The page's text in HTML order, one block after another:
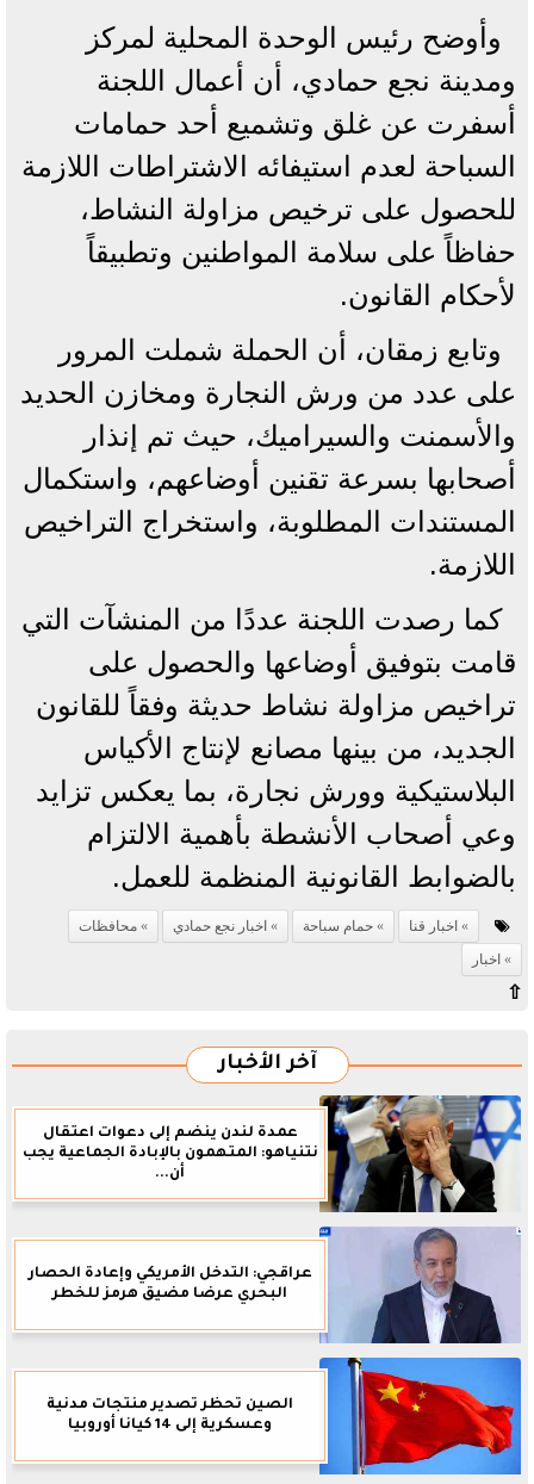
وأوضح رئيس الوحدة المحلية لمركز
ومدينة نجع حمادي، أن أعمال اللجنة
أسفرت عن غلق وتشميع أحد حمامات
السباحة لعدم استيفائه الاشتراطات اللازمة
للحصول على ترخيص مزاولة النشاط،
حفاظاً على سلامة المواطنين وتطبيقاً
لأحكام القانون.
وتابع زمقان، أن الحملة شملت المرور
على عدد من ورش النجارة ومخازن الحديد
والأسمنت والسيراميك، حيث تم إنذار
أصحابها بسرعة تقنين أوضاعهم، واستكمال
المستندات المطلوبة، واستخراج التراخيص
اللازمة.
كما رصدت اللجنة عددًا من المنشآت التي
قامت بتوفيق أوضاعها والحصول على
تراخيص مزاولة نشاط حديثة وفقاً للقانون
الجديد، من بينها مصانع لإنتاج الأكياس
البلاستيكية وورش نجارة، بما يعكس تزايد
وعي أصحاب الأنشطة بأهمية الالتزام
بالضوابط القانونية المنظمة للعمل.
اخبار قنا حمام سباحة اخبار نجع حمادي
محافظات
اخبار
⇧
آخر الأخبار
عمدة لندن ينضم إلى دعوات اعتقال
نتنياهو: المتهمون بالإبادة الجماعية يجب
أن...
عراقجي: التدخل الأمريكي وإعادة الحصار
البحري عرضا مضيق هرمز للخطر
الصين تحظر تصدير منتجات مدنية
وعسكرية إلى 14 كيانا أوروبيا